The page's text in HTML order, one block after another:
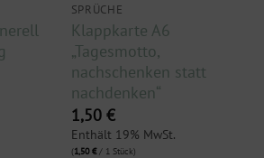
SPRÜCHE
Klappkarte A6
„Tagesmotto,
nachschenken statt
nachdenken“
1,50 €
Enthält 19% MwSt.
(1,50€/ 1 Stück)